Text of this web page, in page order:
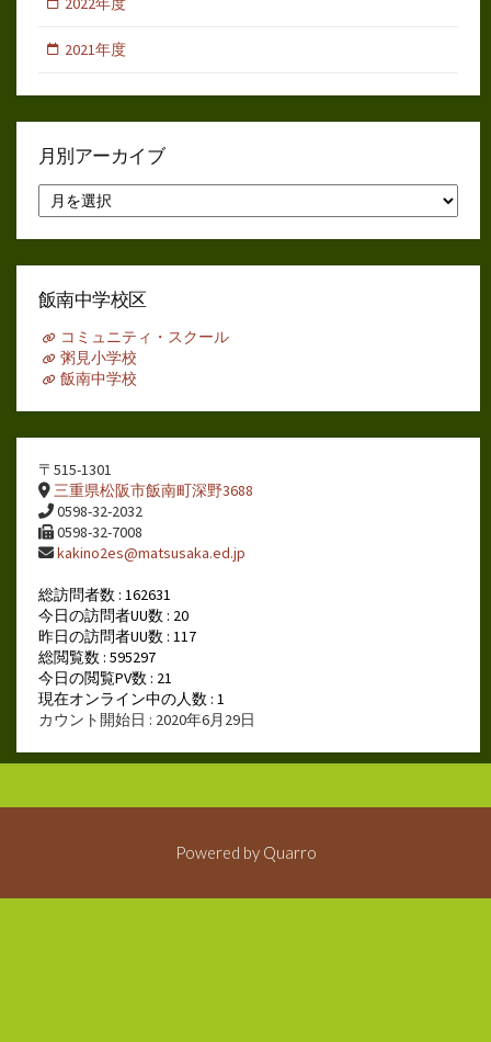
2021年度
月別アーカイブ
別
ア
イ
飯南中学校区
コミュニティ・スクール
粥見小学校
飯南中学校
〒515-1301
三重県松阪市飯南町深野3688
0598-32-2032
0598-32-7008
kakino2es@matsusaka.ed.jp
総訪問者数 : 162631
今日の訪問者UU数 : 20
昨日の訪問者UU数 : 117
総閲覧数 : 595297
今日の閲覧PV数 : 21
現在オンライン中の人数 : 1
カウント開始日 : 2020年6月29日
Powered by Quarro